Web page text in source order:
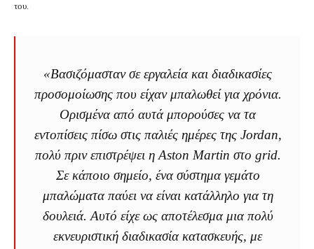
του.
«Βασιζόμασταν σε εργαλεία και διαδικασίες
προσομοίωσης που είχαν μπαλωθεί για χρόνια.
Ορισμένα από αυτά μπορούσες να τα
εντοπίσεις πίσω στις παλιές ημέρες της Jordan,
πολύ πριν επιστρέψει η Aston Martin στο grid.
Σε κάποιο σημείο, ένα σύστημα γεμάτο
μπαλώματα παύει να είναι κατάλληλο για τη
δουλειά. Αυτό είχε ως αποτέλεσμα μια πολύ
εκνευριστική διαδικασία κατασκευής, με